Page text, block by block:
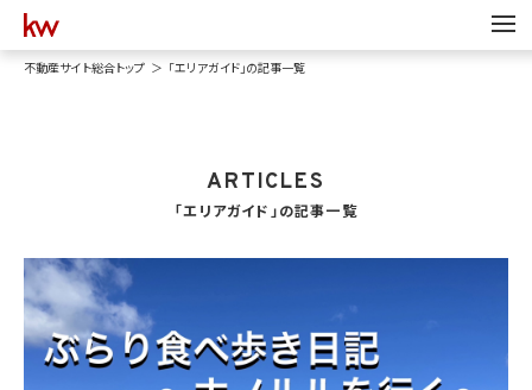
不動産サイト総合トップ 「エリアガイド」の記事一覧
ARTICLES
「エリアガイド」の記事一覧